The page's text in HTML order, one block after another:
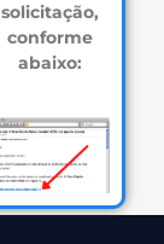
solicitação,
conforme
abaixo: